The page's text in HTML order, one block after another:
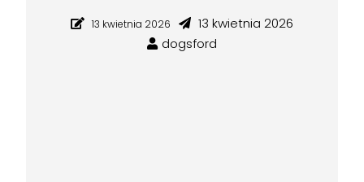
13 kwietnia 2026
13 kwietnia 2026
dogsford